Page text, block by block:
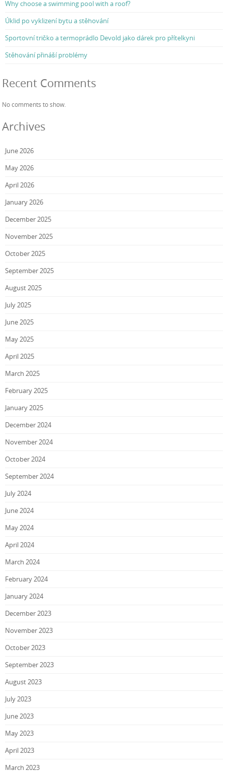
Why choose a swimming pool with a roof?
Úklid po vyklizení bytu a stěhování
Sportovní tričko a termoprádlo Devold jako dárek pro přítelkyni
Stěhování přináší problémy
Recent Comments
No comments to show.
Archives
June 2026
May 2026
April 2026
January 2026
December 2025
November 2025
October 2025
September 2025
August 2025
July 2025
June 2025
May 2025
April 2025
March 2025
February 2025
January 2025
December 2024
November 2024
October 2024
September 2024
July 2024
June 2024
May 2024
April 2024
March 2024
February 2024
January 2024
December 2023
November 2023
October 2023
September 2023
August 2023
July 2023
June 2023
May 2023
April 2023
March 2023